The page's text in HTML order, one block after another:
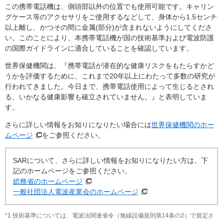
この携帯電話機は、側頭部以外の位置でも使用可能です。キャリン
グケース等のアクセサリをご使用するなどして、身体から1.5センチ
以上離し、かつその間に金属(部分)が含まれないようにしてくださ
い。このことにより、本携帯電話機が国の技術基準および電波防護
の国際ガイドラインに適合していることを確認しています。
世界保健機関は、『携帯電話が潜在的な健康リスクをもたらすかど
うかを評価するために、これまで20年以上にわたって多数の研究が
行われてきました。今日まで、携帯電話使用によって生じるとされ
る、いかなる健康影響も確立されていません。』と表明していま
す。
さらに詳しい情報をお知りになりたい場合には世界保健機関のホー
ムページ
をご参照ください。
SARについて、さらに詳しい情報をお知りになりたい方は、下
記のホームページをご参照ください。
総務省のホームページ
一般社団法人電波産業会のホームページ
*1 技術基準については、電波法関連省令（無線設備規則第14条の2）で規定さ